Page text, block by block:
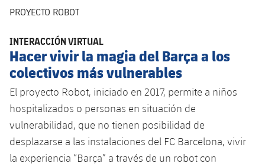
PROYECTO ROBOT
INTERACCIÓN VIRTUAL
Hacer vivir la magia del Barça a los
colectivos más vulnerables
El proyecto Robot, iniciado en 2017, permite a niños
hospitalizados o personas en situación de
vulnerabilidad, que no tienen posibilidad de
desplazarse a las instalaciones del FC Barcelona, vivir
la experiencia “Barça” a través de un robot con